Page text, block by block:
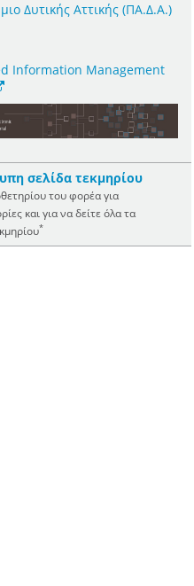
Δυτικής Αττικής (ΠΑ.Δ.Α.)
Information Management
σελίδα τεκμηρίου
του φορέα για
και για να δείτε όλα τα
*